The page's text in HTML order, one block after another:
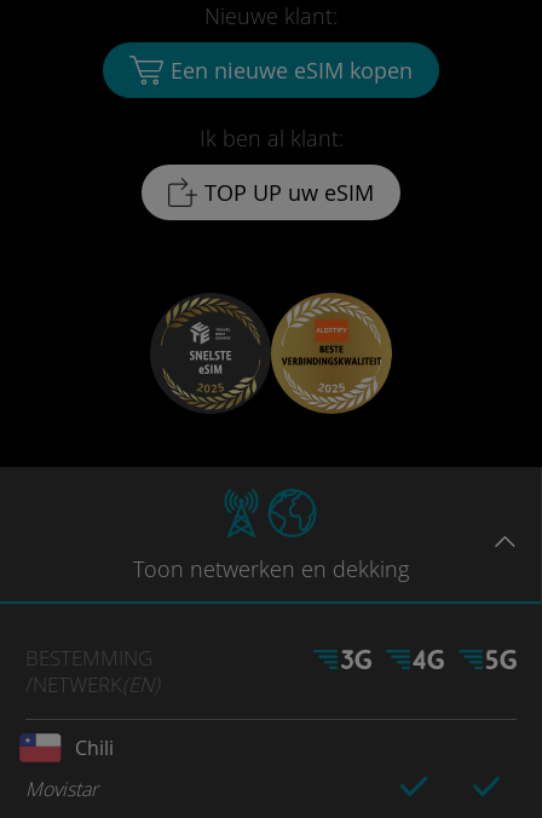
Ik ben al klant:
TOP UP uw eSIM
Nieuwe klant:
Een nieuwe eSIM kopen
Toon netwerken en dekking
BESTEMMING
/NETWERK(EN)
Chili
Movistar